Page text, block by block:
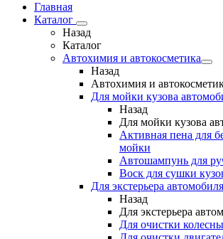
Главная
Каталог
Назад
Каталог
Автохимия и автокосметика
Назад
Автохимия и
Для мойки кузова
Назад
Для мойки кузова
Активная пена для
мойки
Автошампунь для
Воск для сушки
Для экстерьера автомобиля
Назад
Для экстерьера
Для очистки